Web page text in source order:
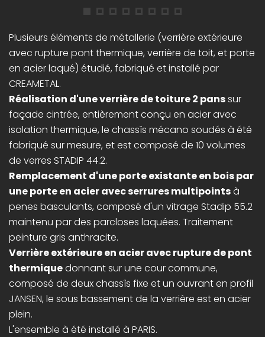
Plusieurs éléments de métallerie (verrière extérieure
avec rupture pont thermique, verrière de toit, et porte
en acier laqué) étudié, fabriqué et installé par
CREAMETAL.
Réalisation d'une verrière de toiture 2 panssur
façade cintrée, entièrement conçu en acier avec
isolation thermique, le chassîs mécano soudés à été
fabriqué sur mesure, et est composé de 10 volumes
de verres STADIP 44.2.
Remplacement d'une porte existante en bois par
une porte en acier avec serrures multipointsà
penes basculants, composé d'un vitrage Stadip 55.2
maintenu par des parcloses laquées. Traitement
peinture gris anthracite.
Verrière extérieure en acier avec rupture de pont
thermiquedonnant sur une cour commune,
composé de deux chassîs fixe et un ouvrant en profil
JANSEN, le sous bassement de la verrière est en acier
plein.
L'ensemble à été installé à PARIS.